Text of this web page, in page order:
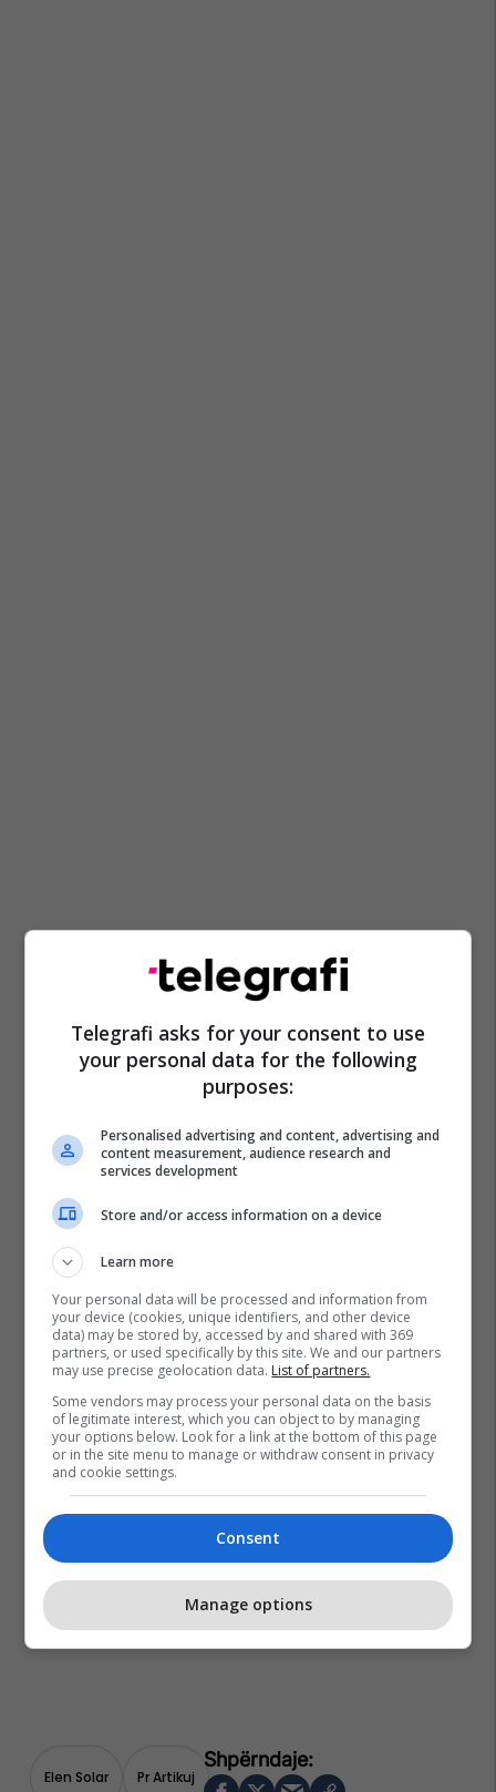
Elen Solar Pr Artikuj
Telegrafi asks for your consent to use
your personal data for the following
purposes:
Personalised advertising and content, advertising and
content measurement, audience research and
services development
Store and/or access information on a device
Learn more
Your personal data will be processed and information from
your device (cookies, unique identifiers, and other device
data) may be stored by, accessed by and shared with 369
partners, or used specifically by this site. We and our partners
may use precise geolocation data. List of partners.
Some vendors may process your personal data on the basis
of legitimate interest, which you can object to by managing
your options below. Look for a link at the bottom of this page
or in the site menu to manage or withdraw consent in privacy
and cookie settings.
Consent
Manage options